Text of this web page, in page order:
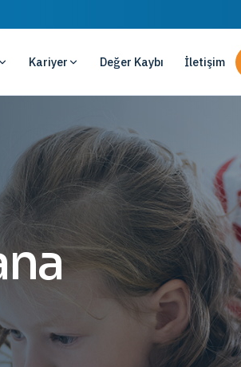
Kariyer Değer Kaybı İletişim